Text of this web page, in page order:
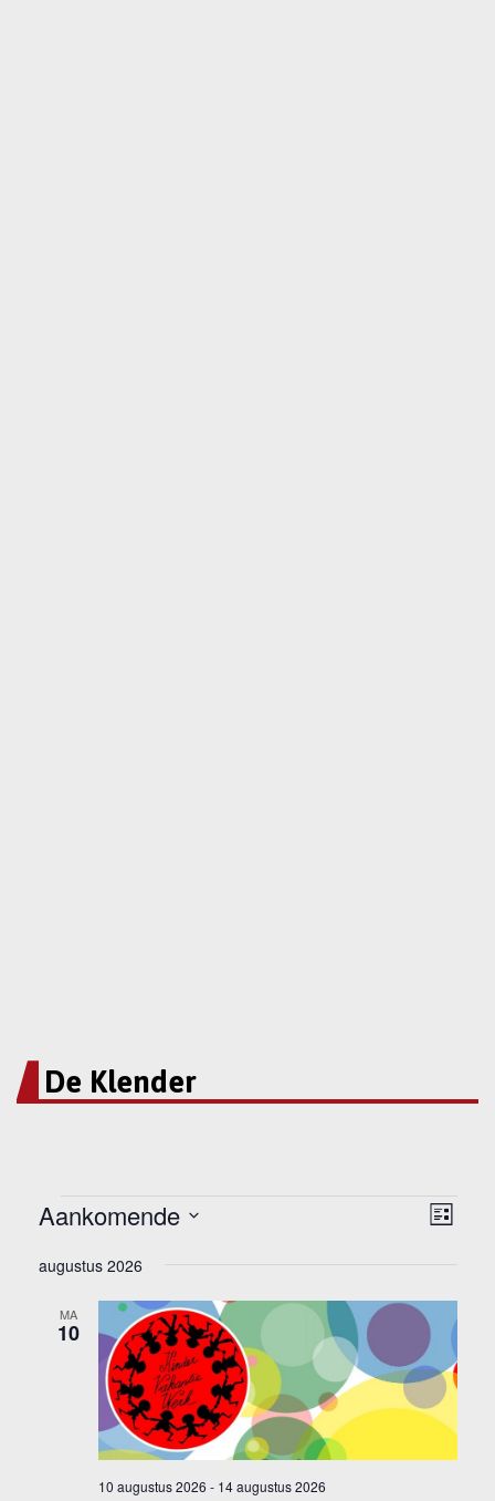
De Klender